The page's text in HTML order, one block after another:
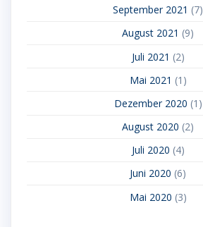
September 2021 (7)
August 2021 (9)
Juli 2021 (2)
Mai 2021 (1)
Dezember 2020 (1)
August 2020 (2)
Juli 2020 (4)
Juni 2020 (6)
Mai 2020 (3)